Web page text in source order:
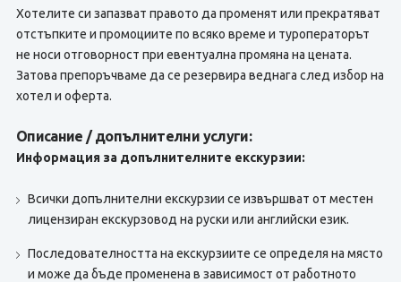
Хотелите си запазват правото да променят или прекратяват
отстъпките и промоциите по всяко време и туроператорът
не носи отговорност при евентуална промяна на цената.
Затова препоръчваме да се резервира веднага след избор на
хотел и оферта.
Описание / допълнителни услуги:
Информация за допълнителните екскурзии:
Всички допълнителни екскурзии се извършват от местен
лицензиран екскурзовод на руски или английски език.
Последователността на екскурзиите се определя на място
и може да бъде променена в зависимост от работното